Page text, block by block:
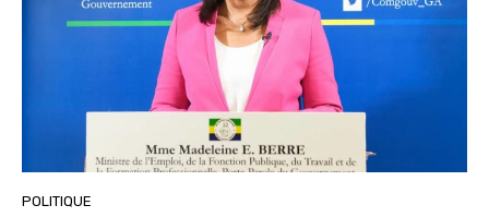
POLITIQUE